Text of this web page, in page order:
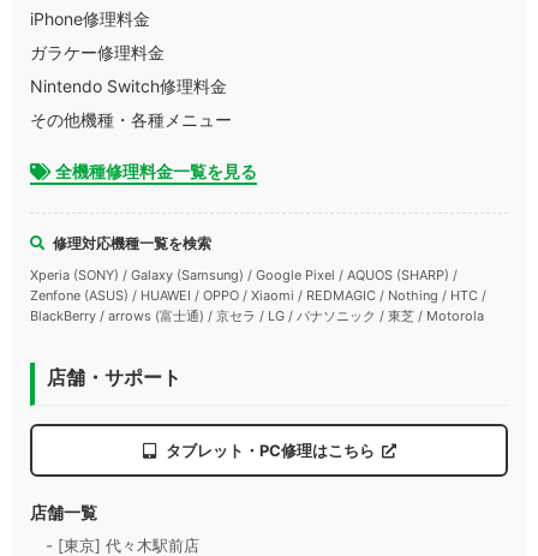
iPhone修理料金
ガラケー修理料金
Nintendo Switch修理料金
その他機種・各種メニュー
全機種修理料金一覧を見る
修理対応機種一覧を検索
Xperia (SONY) / Galaxy (Samsung) / Google Pixel / AQUOS (SHARP) /
Zenfone (ASUS) / HUAWEI / OPPO / Xiaomi / REDMAGIC / Nothing / HTC /
BlackBerry / arrows (富士通) / 京セラ / LG / パナソニック / 東芝 / Motorola
店舗・サポート
タブレット・PC修理はこちら
店舗一覧
- [東京] 代々木駅前店